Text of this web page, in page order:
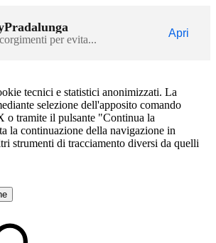
per evita...
Apri
tecnici e statistici anonimizzati. La
selezione dell'apposito comando
o tramite il pulsante "Continua la
la continuazione della navigazione in
strumenti di tracciamento diversi da quelli